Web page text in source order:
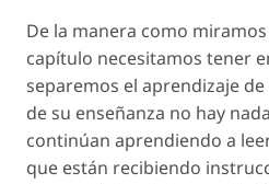
De la manera como
capítulo necesitamos tener
separemos el aprendizaje
de su enseñanza no hay
continúan aprendiendo a
que están recibiendo